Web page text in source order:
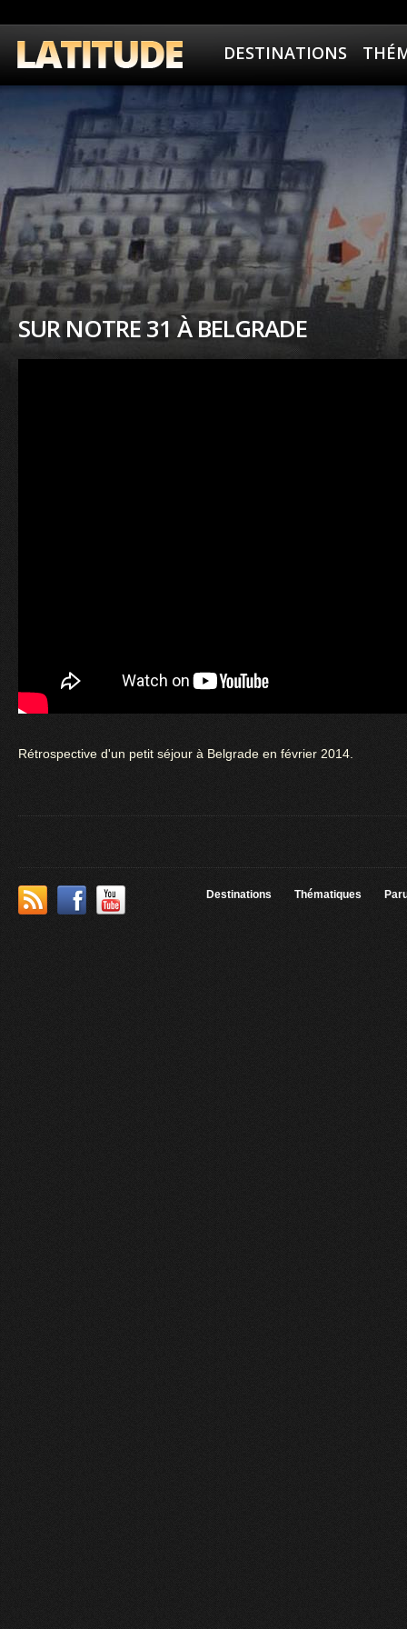
DESTINATIONS
SUR NOTRE 31 À BELGRADE
Rétrospective d'un petit séjour à Belgrade en février 2014.
Destinations Thématiques